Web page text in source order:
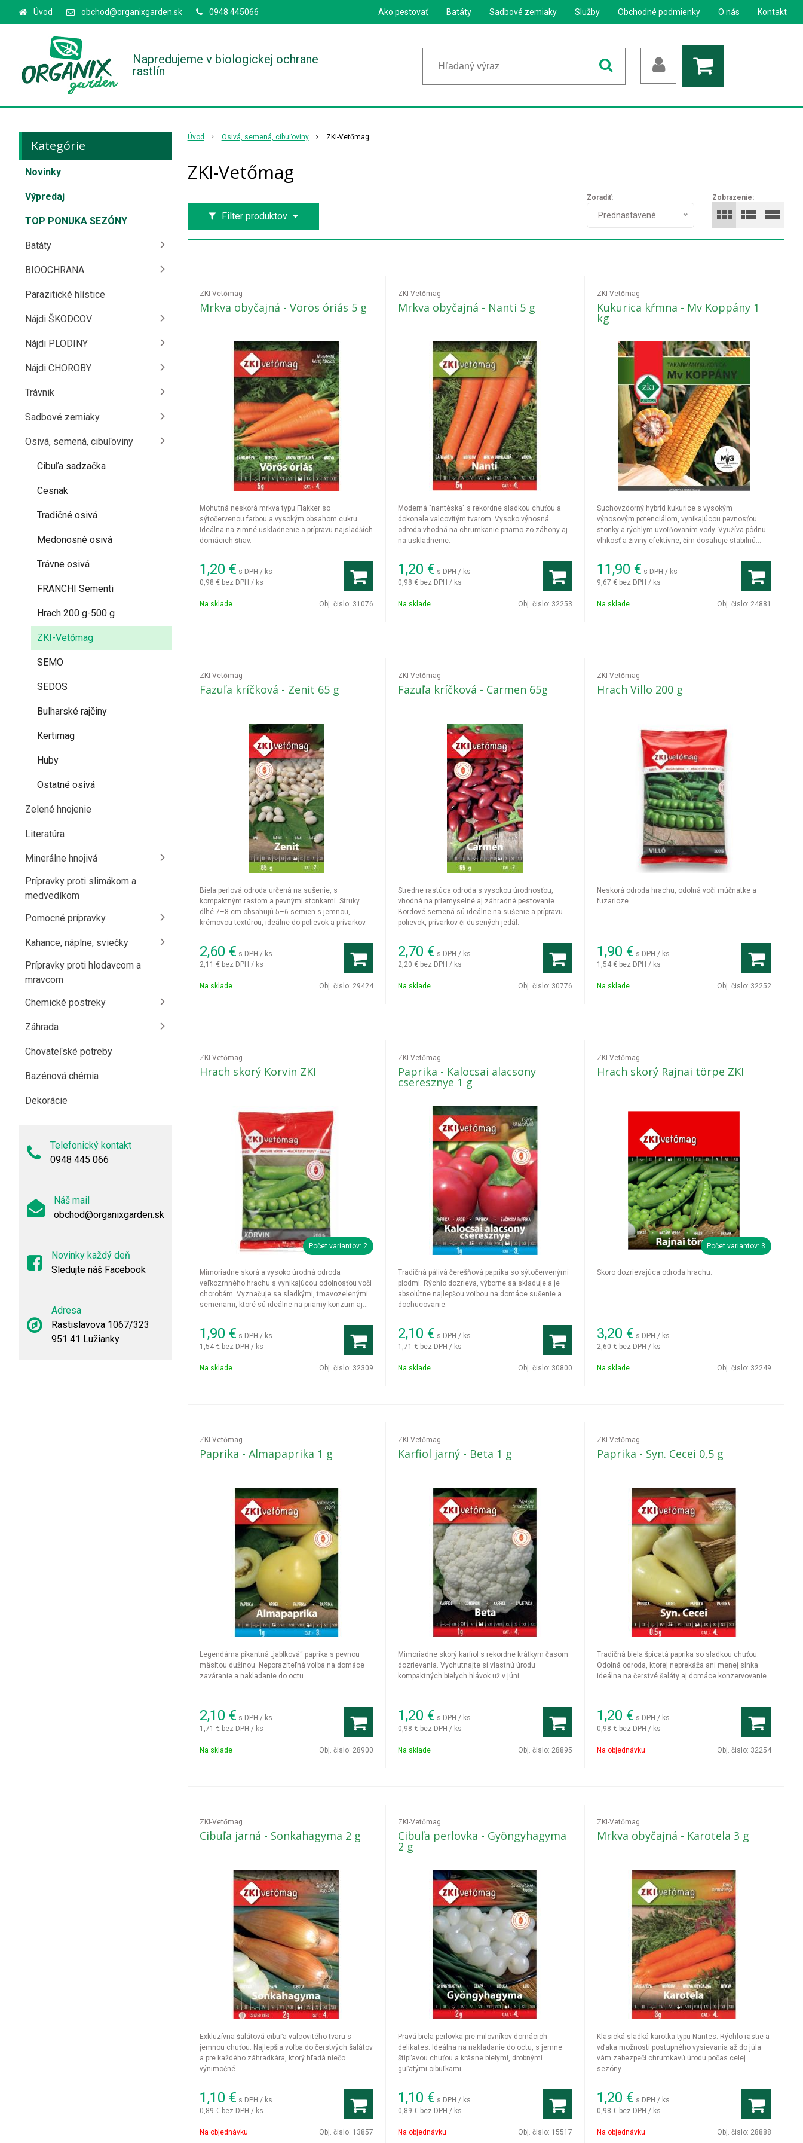
Napredujeme v biologickej ochrane
rastlín
Úvod obchod@organixgarden.sk 0948 445066 Ako pestovať Batáty Sadbové zemiaky Služby Obchodné podmienky O nás Kontakt
Úvod Osivá, semená, cibuľoviny ZKI-Vetőmag
ZKI-Vetőmag
Filter produktov
Zobrazenie:
Zoradiť:
Prednastavené
ZKI-Vetőmag
Mrkva obyčajná - Vörös óriás 5 g
Mohutná neskorá mrkva typu Flakker so
sýtočervenou farbou a vysokým obsahom cukru.
Ideálna na zimné uskladnenie a prípravu najsladších
domácich štiav.
1,20 € s DPH / ks
0,98 € bez DPH / ks
Na sklade Obj. čislo: 31076
ZKI-Vetőmag
Mrkva obyčajná - Nanti 5 g
Moderná "nantéska" s rekordne sladkou chuťou a
dokonale valcovitým tvarom. Vysoko výnosná
odroda vhodná na chrumkanie priamo zo záhony aj
na uskladnenie.
1,20 € s DPH / ks
0,98 € bez DPH / ks
Na sklade Obj. čislo: 32253
ZKI-Vetőmag
Kukurica kŕmna - Mv Koppány 1
kg
Suchovzdorný hybrid kukurice s vysokým
výnosovým potenciálom, vynikajúcou pevnosťou
stonky a rýchlym uvoľňovaním vody. Využíva pôdnu
vlhkosť a živiny efektívne, čím dosahuje stabilnú
ideálny na výrobu bioetanolu vďaka vysokému
obsahu škrobu.
11,90 € s DPH / ks
9,67 € bez DPH / ks
Na sklade Obj. čislo: 24881
ZKI-Vetőmag
Fazuľa kríčková - Zenit 65 g
Biela perlová odroda určená na sušenie, s
kompaktným rastom a pevnými stonkami. Struky
dlhé 7–8 cm obsahujú 5–6 semien s jemnou,
krémovou textúrou, ideálne do polievok a prívarkov.
2,60 € s DPH / ks
2,11 € bez DPH / ks
Na sklade Obj. čislo: 29424
ZKI-Vetőmag
Fazuľa kríčková - Carmen 65g
Stredne rastúca odroda s vysokou úrodnosťou,
vhodná na priemyselné aj záhradné pestovanie.
Bordové semená sú ideálne na sušenie a prípravu
polievok, prívarkov či dusených jedál.
2,70 € s DPH / ks
2,20 € bez DPH / ks
Na sklade Obj. čislo: 30776
ZKI-Vetőmag
Hrach Villo 200 g
Neskorá odroda hrachu, odolná voči múčnatke a
fuzarioze.
1,90 € s DPH / ks
1,54 € bez DPH / ks
Na sklade Obj. čislo: 32252
ZKI-Vetőmag
Hrach skorý Korvin ZKI
Počet variantov: 2
Mimoriadne skorá a vysoko úrodná odroda
veľkozrnného hrachu s vynikajúcou odolnosťou voči
chorobám. Vyznačuje sa sladkými, tmavozelenými
semenami, ktoré sú ideálne na priamy konzum aj
1,90 € s DPH / ks
1,54 € bez DPH / ks
Na sklade Obj. čislo: 32309
ZKI-Vetőmag
Paprika - Kalocsai alacsony
cseresznye 1 g
Tradičná pálivá čerešňová paprika so sýtočervenými
plodmi. Rýchlo dozrieva, výborne sa skladuje a je
absolútne najlepšou voľbou na domáce sušenie a
dochucovanie.
2,10 € s DPH / ks
1,71 € bez DPH / ks
Na sklade Obj. čislo: 30800
ZKI-Vetőmag
Hrach skorý Rajnai törpe ZKI
Počet variantov: 3
Skoro dozrievajúca odroda hrachu.
3,20 € s DPH / ks
2,60 € bez DPH / ks
Na sklade Obj. čislo: 32249
ZKI-Vetőmag
Paprika - Almapaprika 1 g
Legendárna pikantná „jablková“ paprika s pevnou
mäsitou dužinou. Neporaziteľná voľba na domáce
zaváranie a nakladanie do octu.
2,10 € s DPH / ks
1,71 € bez DPH / ks
Na sklade Obj. čislo: 28900
ZKI-Vetőmag
Karfiol jarný - Beta 1 g
Mimoriadne skorý karfiol s rekordne krátkym časom
dozrievania. Vychutnajte si vlastnú úrodu
kompaktných bielych hlávok už v júni.
1,20 € s DPH / ks
0,98 € bez DPH / ks
Na sklade Obj. čislo: 28895
ZKI-Vetőmag
Paprika - Syn. Cecei 0,5 g
Tradičná biela špicatá paprika so sladkou chuťou.
Odolná odroda, ktorej neprekáža ani menej slnka –
ideálna na čerstvé šaláty aj domáce konzervovanie.
1,20 € s DPH / ks
0,98 € bez DPH / ks
Na objednávku Obj. čislo: 32254
ZKI-Vetőmag
Cibuľa jarná - Sonkahagyma 2 g
Exkluzívna šalátová cibuľa valcovitého tvaru s
jemnou chuťou. Najlepšia voľba do čerstvých šalátov
a pre každého záhradkára, ktorý hľadá niečo
výnimočné.
1,10 € s DPH / ks
0,89 € bez DPH / ks
Na objednávku Obj. čislo: 13857
ZKI-Vetőmag
Cibuľa perlovka - Gyöngyhagyma
2 g
Pravá biela perlovka pre milovníkov domácich
delikates. Ideálna na nakladanie do octu, s jemne
štipľavou chuťou a krásne bielymi, drobnými
guľatými cibuľkami.
1,10 € s DPH / ks
0,89 € bez DPH / ks
Na objednávku Obj. čislo: 15517
ZKI-Vetőmag
Mrkva obyčajná - Karotela 3 g
Klasická sladká karotka typu Nantes. Rýchlo rastie a
vďaka možnosti postupného vysievania až do júla
vám zabezpečí chrumkavú úrodu počas celej
sezóny.
1,20 € s DPH / ks
0,98 € bez DPH / ks
Na objednávku Obj. čislo: 28888
Kategórie
Novinky
Výpredaj
TOP PONUKA SEZÓNY
Batáty
BIOOCHRANA
Parazitické hlístice
Nájdi ŠKODCOV
Nájdi PLODINY
Nájdi CHOROBY
Trávnik
Sadbové zemiaky
Osivá, semená, cibuľoviny
Cibuľa sadzačka
Cesnak
Tradičné osivá
Medonosné osivá
Trávne osivá
FRANCHI Sementi
Hrach 200 g-500 g
ZKI-Vetőmag
SEMO
SEDOS
Bulharské rajčiny
Kertimag
Huby
Ostatné osivá
Zelené hnojenie
Literatúra
Minerálne hnojivá
Prípravky proti slimákom a
medvedíkom
Pomocné prípravky
Kahance, náplne, sviečky
Prípravky proti hlodavcom a
mravcom
Chemické postreky
Záhrada
Chovateľské potreby
Bazénová chémia
Dekorácie
Telefonický kontakt
0948 445 066
Náš mail
obchod@organixgarden.sk
Novinky každý deň
Sledujte náš Facebook
Adresa
Rastislavova 1067/323
951 41 Lužianky